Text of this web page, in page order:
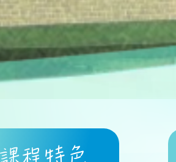
課程特色